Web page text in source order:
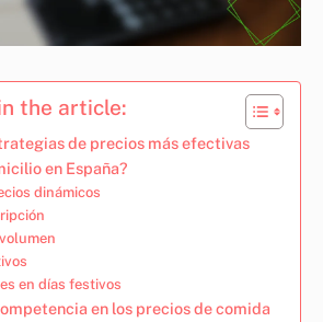
the article:
de precios más efectivas
en España?
dinámicos
en días festivos
en los precios de comida